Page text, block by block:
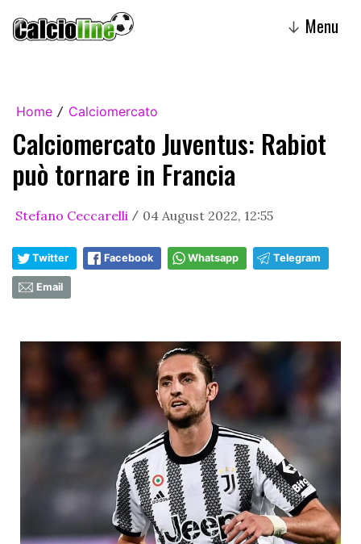
↓ Menu
Home / Calciomercato
Calciomercato Juventus: Rabiot
può tornare in Francia
Stefano Ceccarelli / 04 August 2022, 12:55
Twitter Facebook Whatsapp Telegram
Email